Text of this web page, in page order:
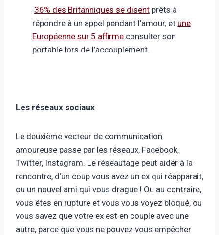
36% des Britanniques se disent prêts à
répondre à un appel pendant l’amour, et une
Européenne sur 5 affirme consulter son
portable lors de l’accouplement.
Les réseaux sociaux
Le deuxième vecteur de communication
amoureuse passe par les réseaux, Facebook,
Twitter, Instagram. Le réseautage peut aider à la
rencontre, d’un coup vous avez un ex qui réapparait,
ou un nouvel ami qui vous drague ! Ou au contraire,
vous êtes en rupture et vous vous voyez bloqué, ou
vous savez que votre ex est en couple avec une
autre, parce que vous ne pouvez vous empêcher